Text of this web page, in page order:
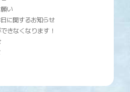
い
に関するお知らせ
きなくなります！